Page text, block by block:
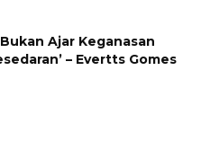
Ajar Keganasan
– Evertts Gomes